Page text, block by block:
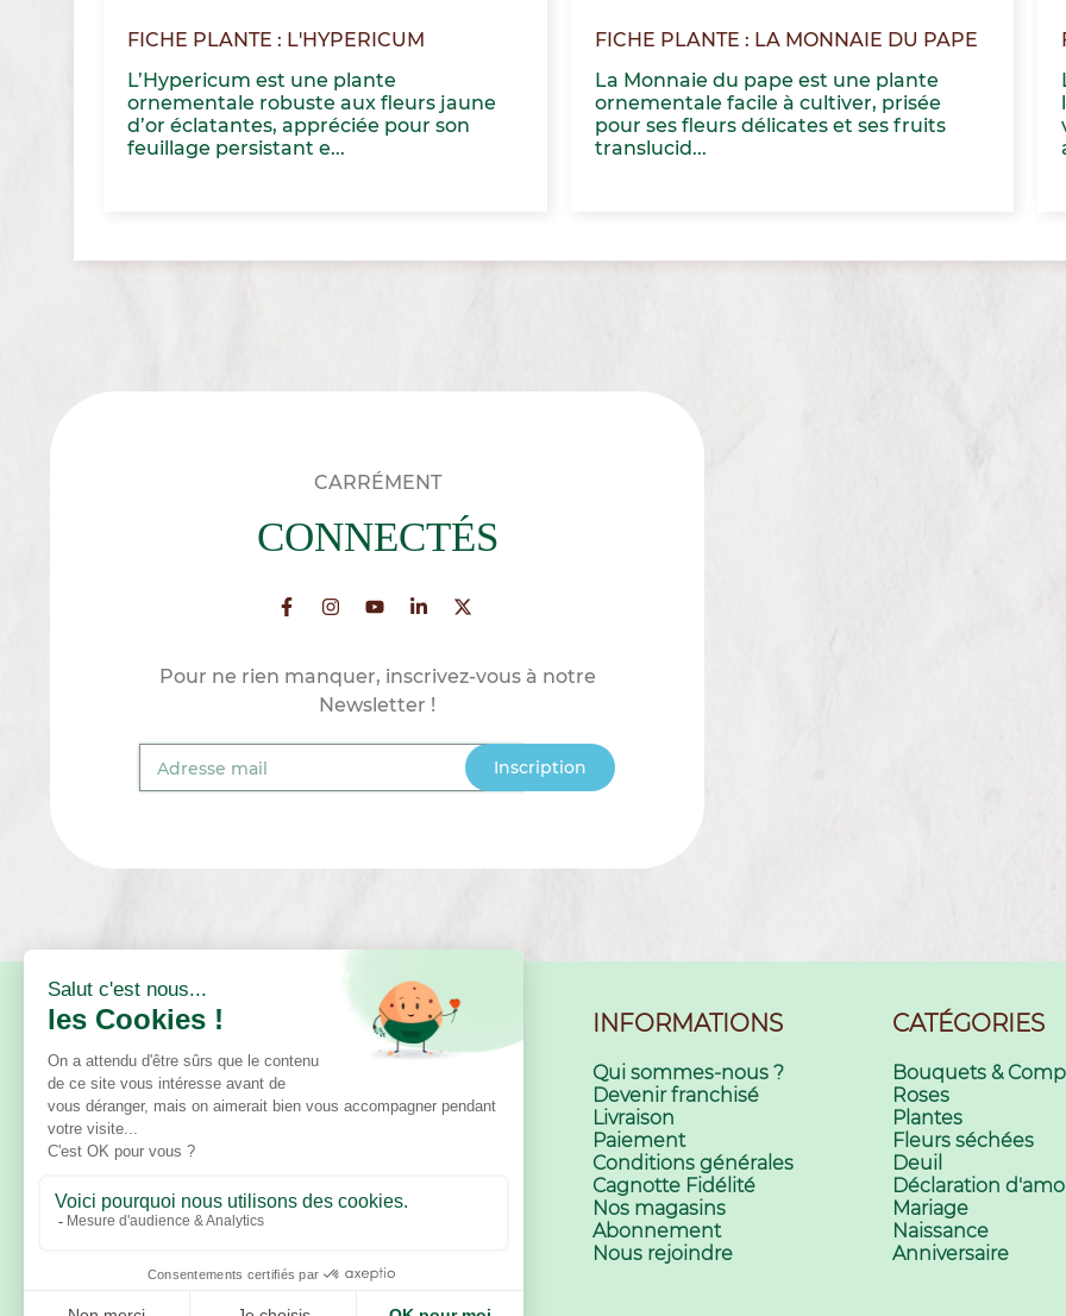
FICHE PLANTE : L'HYPERICUM
L’Hypericum est une plante
ornementale robuste aux fleurs jaune
d’or éclatantes, appréciée pour son
feuillage persistant e...
FICHE PLANTE : LA MONNAIE DU PAPE
La Monnaie du pape est une plante
ornementale facile à cultiver, prisée
pour ses fleurs délicates et ses fruits
translucid...
CARRÉMENT
CONNECTÉS
Pour ne rien manquer, inscrivez-vous à notre
Newsletter !
Inscription
BESOIN D'AIDE ?
Questions fréquentes
Astuces et conseils
INFORMATIONS
Qui sommes-nous ?
Devenir franchisé
Livraison
Paiement
Conditions générales
Cagnotte Fidélité
Nos magasins
Abonnement
Nous rejoindre
CATÉGORIES
Bouquets &
Roses
Plantes
Fleurs séchées
Deuil
Déclaration
Mariage
Naissance
Anniversaire